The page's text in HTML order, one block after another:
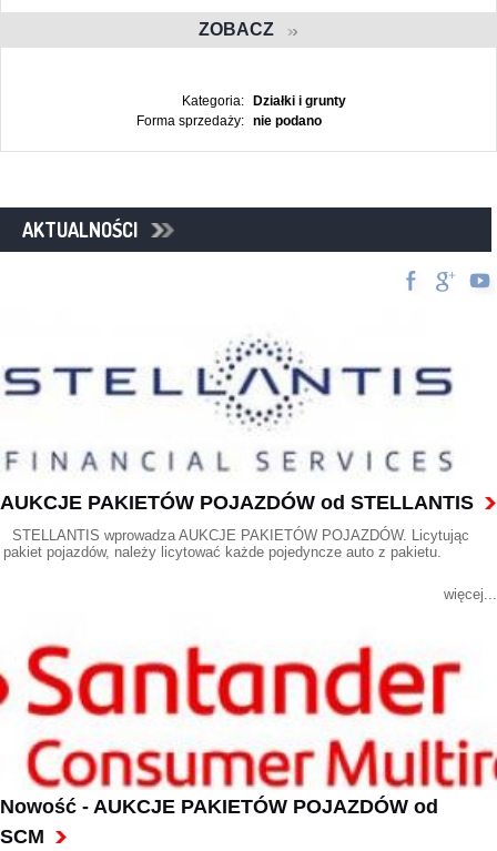
ZOBACZ
Kategoria:
Działki i grunty
Forma sprzedaży:
nie podano
AKTUALNOŚCI
AUKCJE PAKIETÓW POJAZDÓW od STELLANTIS
STELLANTIS wprowadza AUKCJE PAKIETÓW POJAZDÓW. Licytując
pakiet pojazdów, należy licytować każde pojedyncze auto z pakietu.
więcej...
Nowość - AUKCJE PAKIETÓW POJAZDÓW od
SCM